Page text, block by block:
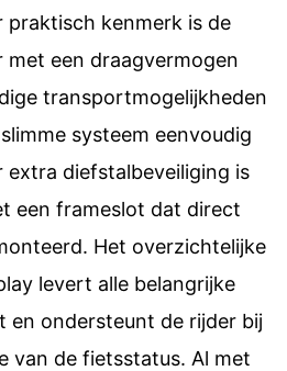
praktisch kenmerk is de
een draagvermogen
transportmogelijkheden
systeem eenvoudig
extra diefstalbeveiliging is
een frameslot dat direct
Het overzichtelijke
levert alle belangrijke
en ondersteunt de rijder bij
van de fietsstatus. Al met